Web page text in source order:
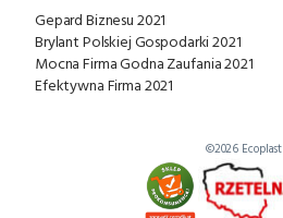
Gepard Biznesu 2021
Brylant Polskiej Gospodarki 2021
Mocna Firma Godna Zaufania 2021
Efektywna Firma 2021
©2026 Ecoplast